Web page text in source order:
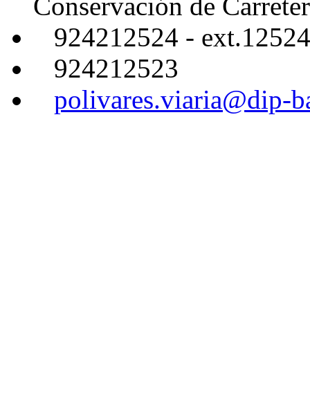
924212524 - ext.12524
924212523
polivares.viaria@dip-